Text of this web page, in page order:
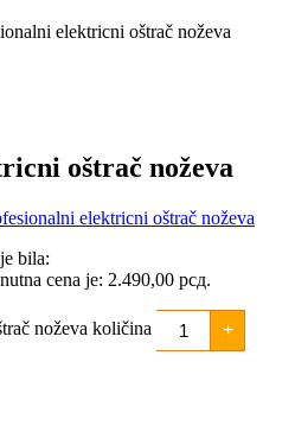
elektricni oštrač noževa
oštrač noževa
elektricni oštrač noževa
bila:
cena je: 2.490,00 рсд.
noževa količina +